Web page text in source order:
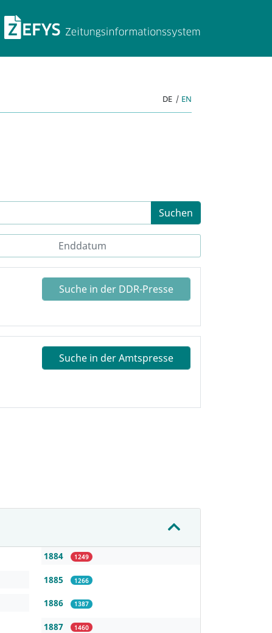
ZEFYS
DE | EN
Suchen
Suche in der DDR-Presse
Suche in der Amtspresse
1884 1249
1885 1266
1886 1387
1887 1460